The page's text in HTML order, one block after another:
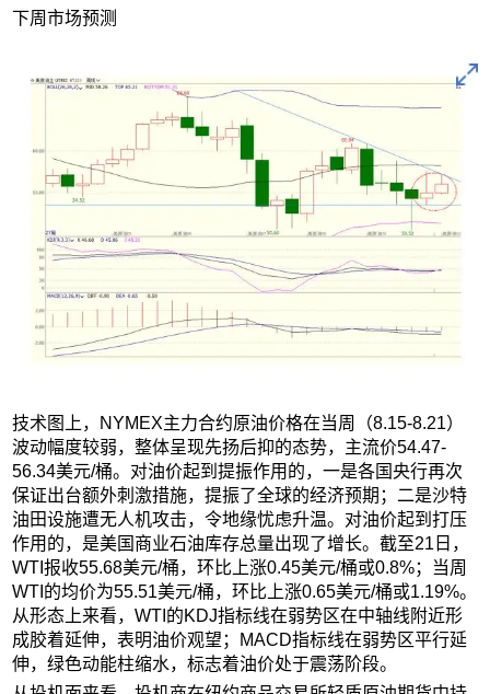
下周市场预测
技术图上，NYMEX主力合约原油价格在当周（8.15-8.21）
波动幅度较弱，整体呈现先扬后抑的态势，主流价54.47-
56.34美元/桶。对油价起到提振作用的，一是各国央行再次
保证出台额外刺激措施，提振了全球的经济预期；二是沙特
油田设施遭无人机攻击，令地缘忧虑升温。对油价起到打压
作用的，是美国商业石油库存总量出现了增长。截至21日，
WTI报收55.68美元/桶，环比上涨0.45美元/桶或0.8%；当周
WTI的均价为55.51美元/桶，环比上涨0.65美元/桶或1.19%。
从形态上来看，WTI的KDJ指标线在弱势区在中轴线附近形
成胶着延伸，表明油价观望；MACD指标线在弱势区平行延
伸，绿色动能柱缩水，标志着油价处于震荡阶段。